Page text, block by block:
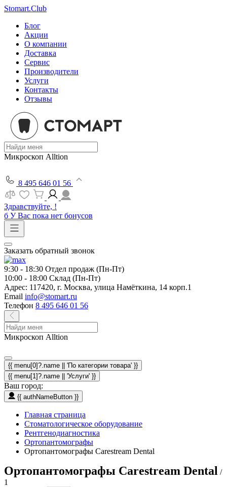
Stomart.Club
Блог
Акции
О компании
Доставка
Сервис
Производители
Услуги
Контакты
Отзывы
Микроскоп Alltion
8 495 646 01 56
Здравствуйте, !
б У Вас пока нет бонусов
Заказать обратный звонок
9:30 - 18:30 Отдел продаж (Пн-Пт)
10:00 - 18:00 Склад (Пн-Пт)
Адрес: 117420, г. Москва, улица Намёткина, 14 корп.1
Email info@stomart.ru
Телефон 8 495 646 01 56
Микроскоп Alltion
{{ menu[0]?.name || 'По категории товара' }}
{{ menu[1]?.name || 'Услуги' }}
Ваш город:
{{ authNameButton }}
Главная страница
Стоматологическое оборудование
Рентгенодиагностика
Ортопантомографы
Ортопантомографы Carestream Dental
Ортопантомографы Carestream Dental /
1